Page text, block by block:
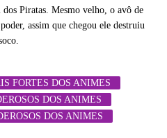
Piratas. Mesmo velho, o avô de
assim que chegou ele destruiu
FORTES DOS ANIMES
DOS ANIMES
DOS ANIMES